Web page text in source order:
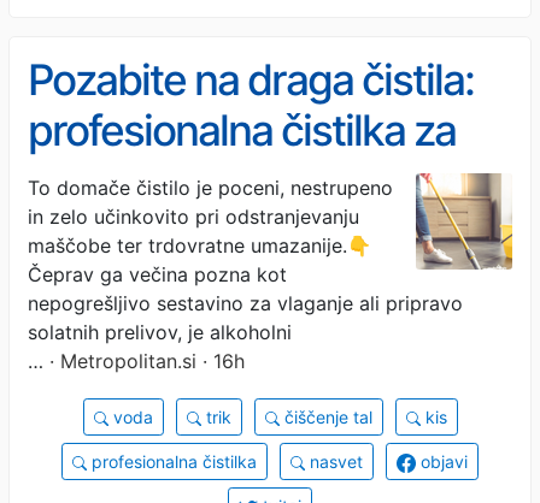
Pozabite na draga čistila:
profesionalna čistilka za
sijoča tla priporoča le dve
sestavini, ki ju že imate
doma
To domače čistilo je poceni, nestrupeno
in zelo učinkovito pri odstranjevanju
maščobe ter trdovratne umazanije.👇
Čeprav ga večina pozna kot
nepogrešljivo sestavino za vlaganje ali pripravo
solatnih prelivov, je alkoholni
… · Metropolitan.si · 16h
voda trik čiščenje tal kis
profesionalna čistilka nasvet objavi